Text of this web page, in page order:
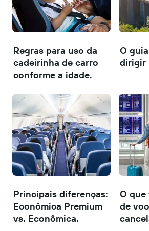
Regras para uso da
cadeirinha de carro
conforme a idade.
O
dirigir
Principais diferenças:
Econômica Premium
vs. Econômica.
O que
de